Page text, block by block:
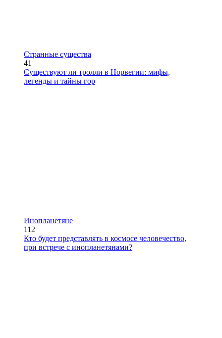
Странные существа
41
Существуют ли тролли в Норвегии: мифы,
легенды и тайны гор
Инопланетяне
112
Кто будет представлять в космосе человечество,
при встрече с инопланетянами?